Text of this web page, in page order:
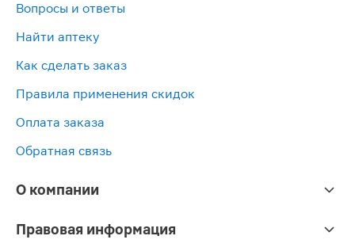
Вопросы и ответы
Найти аптеку
Как сделать заказ
Правила применения скидок
Оплата заказа
Обратная связь
О компании
Правовая информация